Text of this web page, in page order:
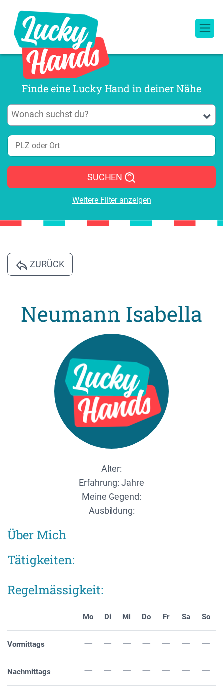
Finde eine Lucky Hand in deiner Nähe
SUCHEN
Weitere Filter anzeigen
ZURÜCK
Neumann Isabella
Alter:
Erfahrung: Jahre
Meine Gegend:
Ausbildung:
Über Mich
Tätigkeiten:
Regelmässigkeit:
Mo Di Mi Do Fr Sa So
Vormittags
Nachmittags